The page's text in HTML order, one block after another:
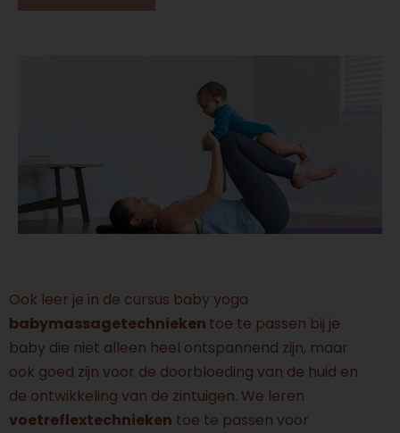
Ook leer je in de cursus baby yoga
babymassagetechnieken toe te passen bij je
baby die niet alleen heel ontspannend zijn, maar
ook goed zijn voor de doorbloeding van de huid en
de ontwikkeling van de zintuigen. We leren
voetreflextechnieken toe te passen voor